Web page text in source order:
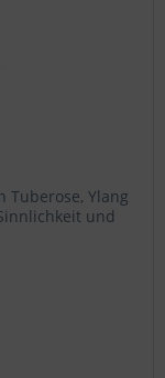
Tuberose, Ylang
und